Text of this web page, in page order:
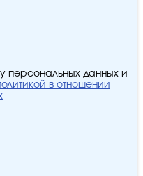
персональных данных и
в отношении